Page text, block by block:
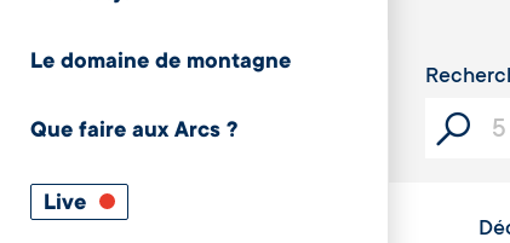
Le domaine de montagne
Que faire aux Arcs ?
Live
Capacité